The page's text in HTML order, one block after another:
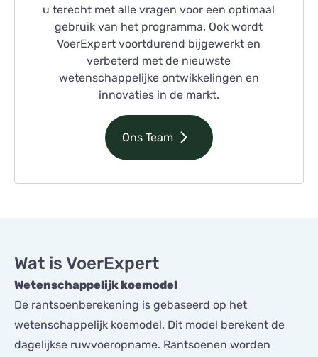
u terecht met alle vragen voor een optimaal
gebruik van het programma. Ook wordt
VoerExpert voortdurend bijgewerkt en
verbeterd met de nieuwste
wetenschappelijke ontwikkelingen en
innovaties in de markt.
Ons Team
Wat is VoerExpert
Wetenschappelijk koemodel
De rantsoenberekening is gebaseerd op het
wetenschappelijk koemodel. Dit model berekent de
dagelijkse ruwvoeropname. Rantsoenen worden